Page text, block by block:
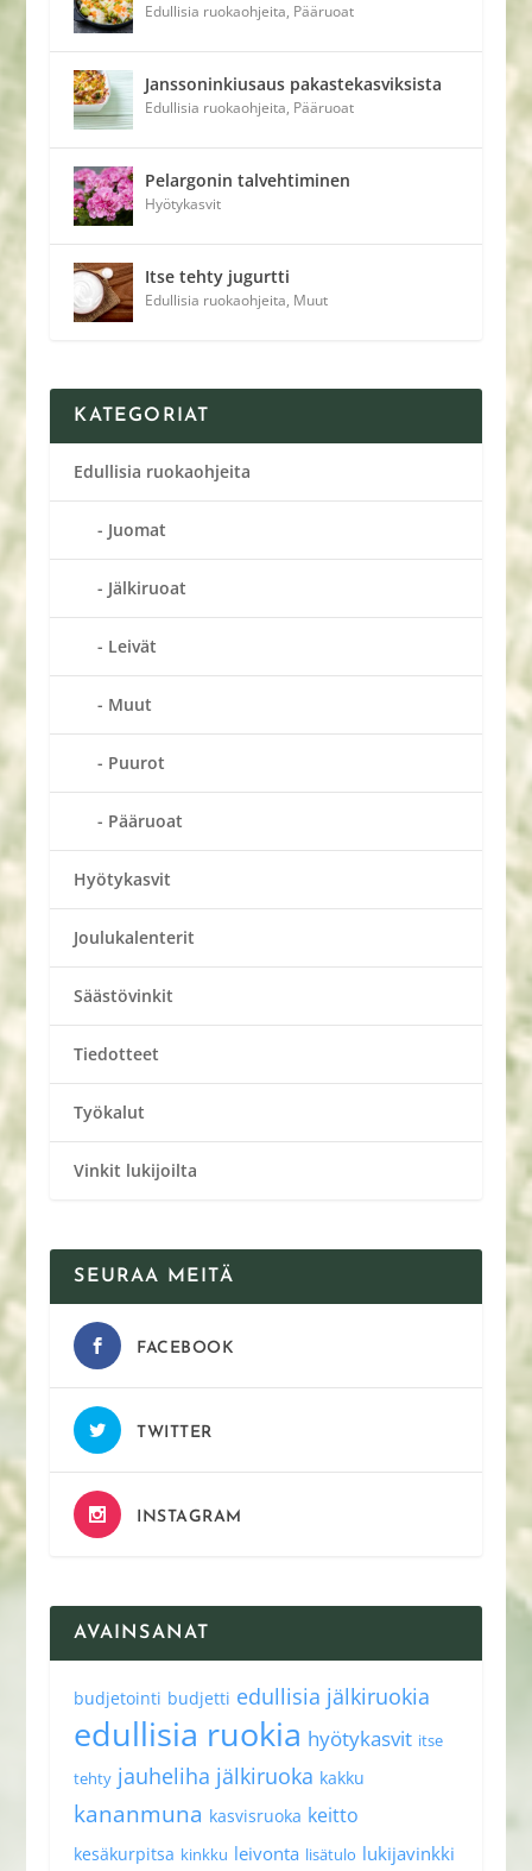
Edullisia ruokaohjeita, Pääruoat
Janssoninkiusaus pakastekasviksista
Edullisia ruokaohjeita, Pääruoat
Pelargonin talvehtiminen
Hyötykasvit
Itse tehty jugurtti
Edullisia ruokaohjeita, Muut
KATEGORIAT
Edullisia ruokaohjeita
Juomat
Jälkiruoat
Leivät
Muut
Puurot
Pääruoat
Hyötykasvit
Joulukalenterit
Säästövinkit
Tiedotteet
Työkalut
Vinkit lukijoilta
SEURAA MEITÄ
FACEBOOK
TWITTER
INSTAGRAM
AVAINSANAT
budjetointi budjetti edullisia jälkiruokia
edullisia ruokia hyötykasvit itse
tehty jauheliha jälkiruoka kakku
kananmuna kasvisruoka keitto
kesäkurpitsa kinkku leivonta lisätulo lukijavinkki